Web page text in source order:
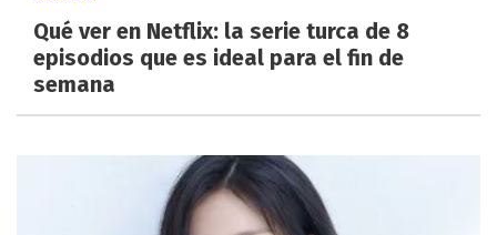
Qué ver en Netflix: la serie turca de 8
episodios que es ideal para el fin de
semana